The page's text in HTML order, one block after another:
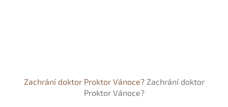
Zachrání doktor Proktor Vánoce? Zachrání doktor
Proktor Vánoce?